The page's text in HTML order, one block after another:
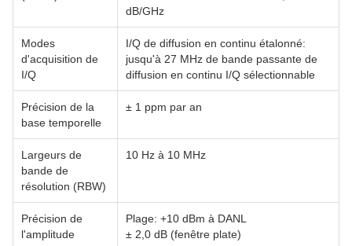
dB/GHz
Modes
d'acquisition de
I/Q
I/Q de diffusion en continu étalonné:
jusqu'à 27 MHz de bande passante de
diffusion en continu I/Q sélectionnable
Précision de la
base temporelle
± 1 ppm par an
Largeurs de
bande de
résolution (RBW)
10 Hz à 10 MHz
Précision de
l'amplitude
Plage: +10 dBm à DANL
± 2,0 dB (fenêtre plate)